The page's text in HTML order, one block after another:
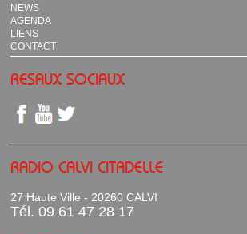
NEWS
AGENDA
LIENS
CONTACT
RESAUX SOCIAUX
RADIO CALVI CITADELLE
27 Haute Ville - 20260 CALVI
Tél. 09 61 47 28 17